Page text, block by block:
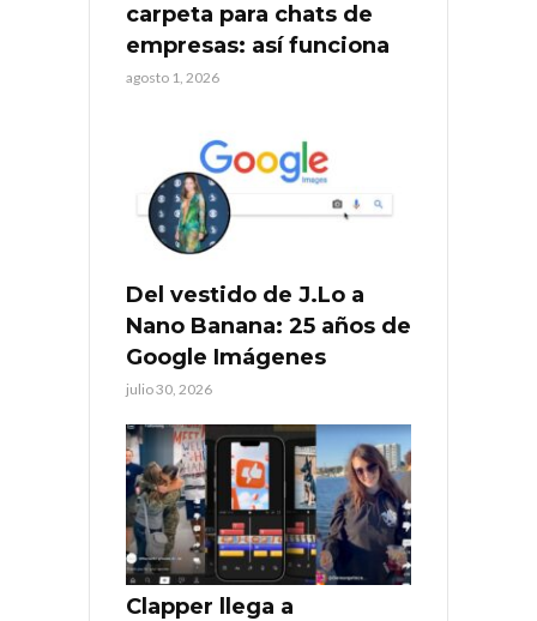
carpeta para chats de
empresas: así funciona
agosto 1, 2026
Del vestido de J.Lo a
Nano Banana: 25 años de
Google Imágenes
julio 30, 2026
Clapper llega a